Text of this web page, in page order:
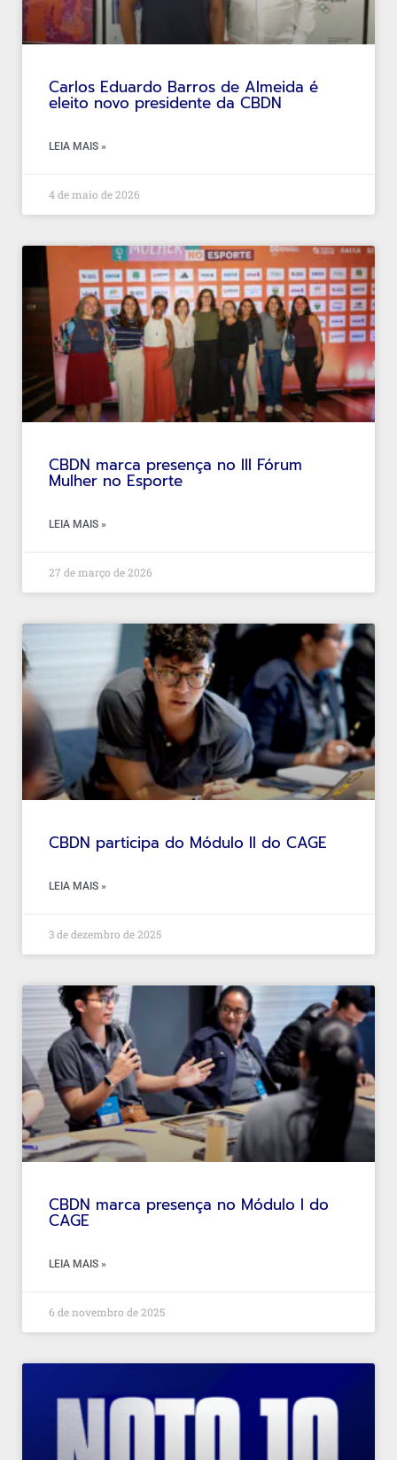
Carlos Eduardo Barros de Almeida é
eleito novo presidente da CBDN
LEIA MAIS »
4 de maio de 2026
CBDN marca presença no III Fórum
Mulher no Esporte
LEIA MAIS »
27 de março de 2026
CBDN participa do Módulo II do CAGE
LEIA MAIS »
3 de dezembro de 2025
CBDN marca presença no Módulo I do
CAGE
LEIA MAIS »
6 de novembro de 2025